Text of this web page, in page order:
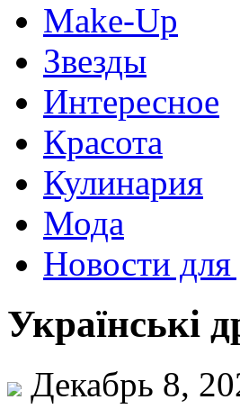
Make-Up
Звезды
Интересное
Красота
Кулинария
Мода
Новости
Українські
Декабрь 8,